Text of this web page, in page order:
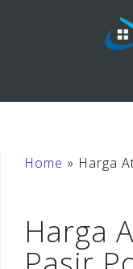
Home » Harga
Harga